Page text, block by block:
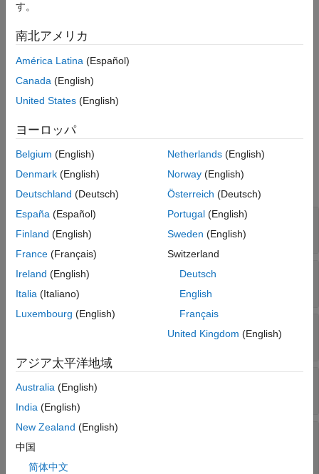
作成
オブジェクト関数
バージョン履歴
参考
説明
Orbit
オブジェクトは、衛星の現在の位置に基づいて、衛星の軌
道の可視化を追加します。
作成
オブジェクトを作成できます。
プロパティ
viewer— 衛星シナリオ ビューアー
satelliteScenarioViewerオブジェクト
LeadTime
将来の軌道の期間を可視化する
1 (既定値) |
LineColor—
ー コード
す。
南北アメリカ
América Latina (Español)
Canada (English)
United States (English)
ヨーロッパ
Belgium (English)
Denmark (English)
Deutschland (Deutsch)
España (Español)
Finland (English)
France (Français)
Ireland (English)
Italia (Italiano)
Luxembourg (English)
Netherlands(English)
Norway(English)
Österreich (Deutsch)
Portugal(English)
Sweden (English)
Switzerland
Deutsch
English
Français
United Kingdom (English)
アジア太平洋地域
Australia (English)
India (English)
New Zealand (English)
中国
简体中文